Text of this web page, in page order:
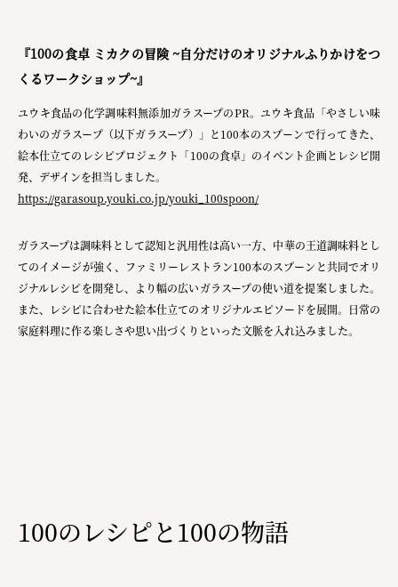
space
Smiles
Soup Stock Tokyo
100本のスプーン
ソロフレッシュコーヒーシステム株式会社
ピジョン株式会社
アトラス化成株式会社
なかがわの恵み活用協議会
『100の食卓 ミカクの冒険 ~自分だけのオリジナルふりかけをつ
くるワークショップ~』
ユウキ食品の化学調味料無添加ガラスープのPR。ユウキ食品「やさしい味
わいのガラスープ（以下ガラスープ）」と100本のスプーンで行ってきた、
絵本仕立てのレシピプロジェクト「100の食卓」のイベント企画とレシピ開
発、デザインを担当しました。
https://garasoup.youki.co.jp/youki_100spoon/
ガラスープは調味料として認知と汎用性は高い一方、中華の王道調味料とし
てのイメージが強く、ファミリーレストラン100本のスプーンと共同でオリ
ジナルレシピを開発し、より幅の広いガラスープの使い道を提案しました。
また、レシピに合わせた絵本仕立てのオリジナルエピソードを展開。日常の
家庭料理に作る楽しさや思い出づくりといった文脈を入れ込みました。​
100のレシピと100の物語